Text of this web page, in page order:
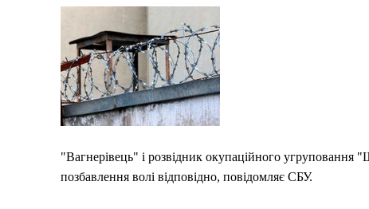
"Вагнерівець" і розвідник окупаційного угруповання
позбавлення волі відповідно, повідомляє СБУ.